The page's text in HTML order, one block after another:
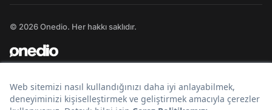
© 2026 Onedio. Her hakkı saklıdır.
Bir markasıdır.